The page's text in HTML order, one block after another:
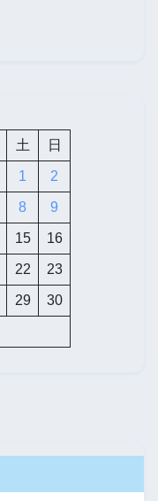
土 日
1 2
8 9
15 16
22 23
29 30